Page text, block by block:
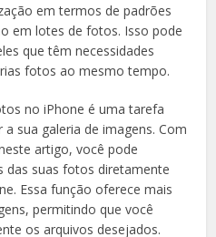
em termos de padrões
em lotes de fotos. Isso pode
que têm necessidades
fotos ao mesmo tempo.
no iPhone é uma tarefa
sua galeria de imagens. Com
artigo, você pode
das suas fotos diretamente
Essa função oferece mais
permitindo que você
os arquivos desejados.